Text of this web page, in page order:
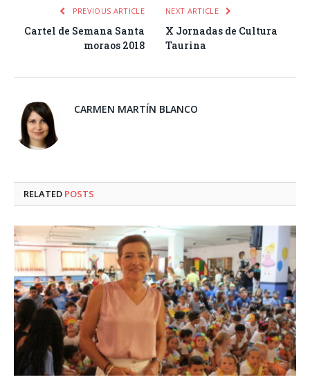
PREVIOUS ARTICLE
Cartel de Semana Santa
moraos 2018
NEXT ARTICLE
X Jornadas de Cultura
Taurina
CARMEN MARTÍN BLANCO
RELATED POSTS